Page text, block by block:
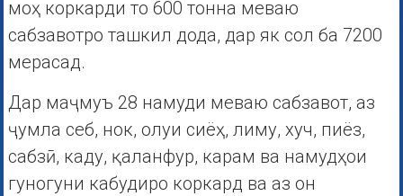
моҳ коркарди то 600 тонна меваю
сабзавотро ташкил дода, дар як сол ба 7200
мерасад.
Дар маҷмуъ 28 намуди меваю сабзавот, аз
ҷумла себ, нок, олуи сиёҳ, лиму, хуч, пиёз,
сабзӣ, каду, қаланфур, карам ва намудҳои
гуногуни кабудиро коркард ва аз он